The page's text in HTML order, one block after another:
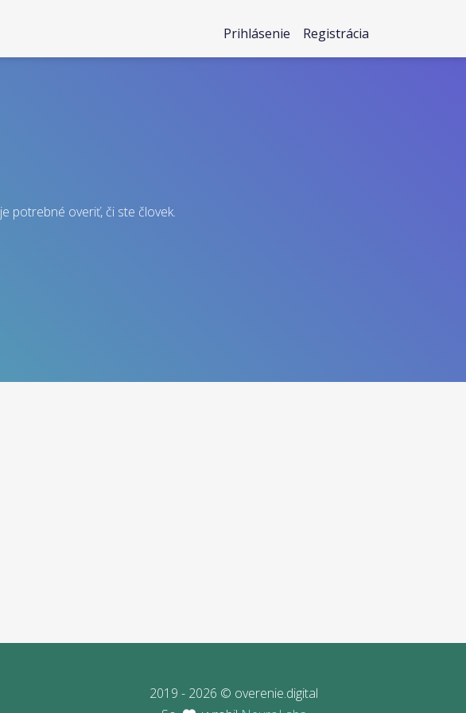
Prihlásenie Registrácia
je potrebné overiť, či ste človek.
2019 - 2026 © overenie.digital